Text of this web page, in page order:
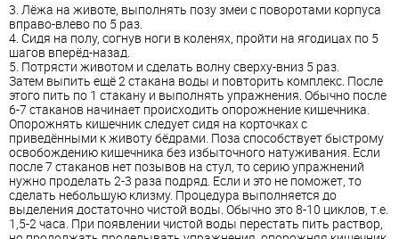
3. Лёжа на животе, выполнять позу змеи с поворотами корпуса
вправо-влево по 5 раз.
4. Сидя на полу, согнув ноги в коленях, пройти на ягодицах по 5
шагов вперёд-назад.
5. Потрясти животом и сделать волну сверху-вниз 5 раз.
Затем выпить ещё 2 стакана воды и повторить комплекс. После
этого пить по 1 стакану и выполнять упражнения. Обычно после
6-7 стаканов начинает происходить опорожнение кишечника.
Опорожнять кишечник следует сидя на корточках с
приведёнными к животу бёдрами. Поза способствует быстрому
освобождению кишечника без избыточного натуживания. Если
после 7 стаканов нет позывов на стул, то серию упражнений
нужно проделать 2-3 раза подряд. Если и это не поможет, то
сделать небольшую клизму. Процедура выполняется до
выделения достаточно чистой воды. Обычно это 8-10 циклов, т.е.
1,5-2 часа. При появлении чистой воды перестать пить раствор,